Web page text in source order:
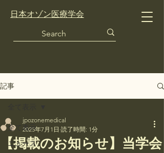
日本オゾン医療学会
記事
全て表示
ニュース
【掲載のお知らせ】当学会
jpozonemedical
2025年7月1日 読了時間: 1分